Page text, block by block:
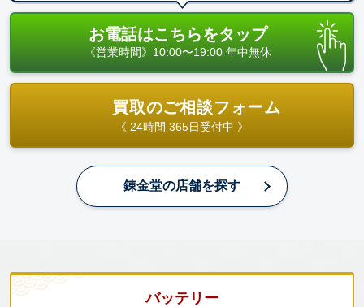
お電話はこちらをタップ
《営業時間》10:00〜19:00 年中無休
買取のご相談フォーム
《 24時間 365日受付中 》
錬金堂の店舗を探す
バッテリー